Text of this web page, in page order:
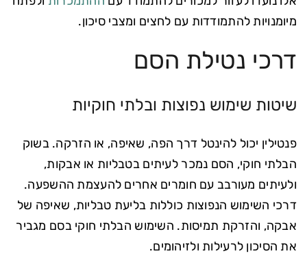
מיומנויות להתמודדות עם לחצים ומצבי סיכון.
דרכי נטילת הסם
שיטות שימוש נפוצות ובלתי חוקיות
פנטילין יכול להינטל דרך הפה, שאיפה, או הזרקה. בשוק
הבלתי חוקי, הסם נמכר לעיתים בטבליות או אבקות,
ולעיתים מעורבב עם חומרים אחרים להעצמת ההשפעה.
דרכי השימוש הנפוצות כוללות בליעת טבליות, שאיפה של
אבקה, והזרקת תמיסות. השימוש הבלתי חוקי בסם מגביר
את הסיכון לרעילות ולזיהומים.